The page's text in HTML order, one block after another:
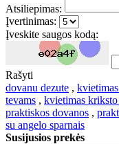
Atsiliepimas:
Įvertinimas:
Įveskite saugos kodą:
Rašyti
dovanu dezute ,
tevams , kvietimas
praktiskos dovanos ,
su angelo sparnais
Susijusios prekės